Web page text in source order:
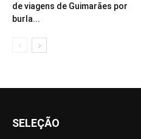
de viagens de Guimarães por
burla...
SELEÇÃO